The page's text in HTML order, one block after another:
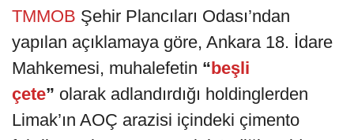
TMMOB Şehir Plancıları Odası’ndan
yapılan açıklamaya göre, Ankara 18. İdare
Mahkemesi, muhalefetin “beşli
çete” olarak adlandırdığı holdinglerden
Limak’ın AOÇ arazisi içindeki çimento